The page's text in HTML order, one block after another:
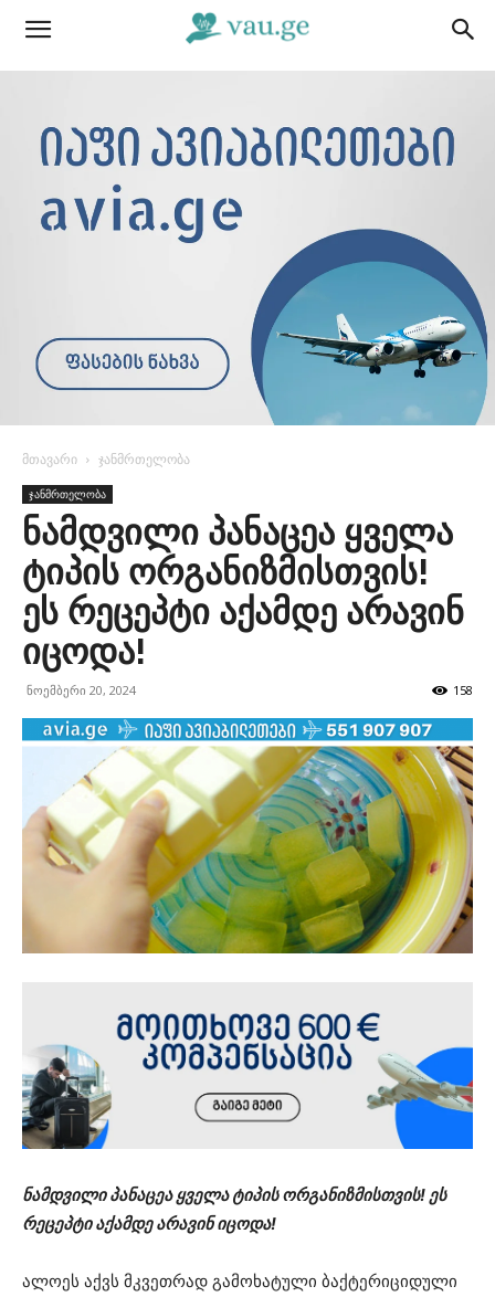
მთავარი ჯანმრთელობა
ჯანმრთელობა
ნამდვილი პანაცეა ყველა
ტიპის ორგანიზმისთვის!
ეს რეცეპტი აქამდე არავინ
იცოდა!
ნოემბერი 20, 2024 158
ნამდვილი პანაცეა ყველა ტიპის ორგანიზმისთვის! ეს
რეცეპტი აქამდე არავინ იცოდა!
ალოეს აქვს მკვეთრად გამოხატული ბაქტერიციდული